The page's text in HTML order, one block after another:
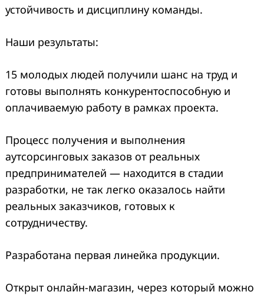
устойчивость и дисциплину команды.
Наши результаты:
15 молодых людей получили шанс на труд и
готовы выполнять конкурентоспособную и
оплачиваемую работу в рамках проекта.
Процесс получения и выполнения
аутсорсинговых заказов от реальных
предпринимателей — находится в стадии
разработки, не так легко оказалось найти
реальных заказчиков, готовых к
сотрудничеству.
Разработана первая линейка продукции.
Открыт онлайн-магазин, через который можно